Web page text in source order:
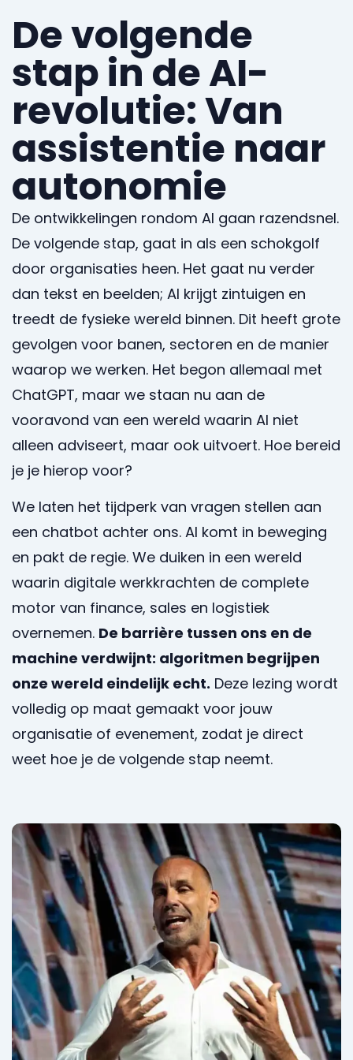
De volgende
stap in de AI-
revolutie: Van
assistentie naar
autonomie
De ontwikkelingen rondom AI gaan razendsnel.
De volgende stap, gaat in als een schokgolf
door organisaties heen. Het gaat nu verder
dan tekst en beelden; AI krijgt zintuigen en
treedt de fysieke wereld binnen. Dit heeft grote
gevolgen voor banen, sectoren en de manier
waarop we werken. Het begon allemaal met
ChatGPT, maar we staan nu aan de
vooravond van een wereld waarin AI niet
alleen adviseert, maar ook uitvoert. Hoe bereid
je je hierop voor?
We laten het tijdperk van vragen stellen aan
een chatbot achter ons. AI komt in beweging
en pakt de regie. We duiken in een wereld
waarin digitale werkkrachten de complete
motor van finance, sales en logistiek
overnemen. De barrière tussen ons en de
machine verdwijnt: algoritmen begrijpen
onze wereld eindelijk echt. Deze lezing wordt
volledig op maat gemaakt voor jouw
organisatie of evenement, zodat je direct
weet hoe je de volgende stap neemt.